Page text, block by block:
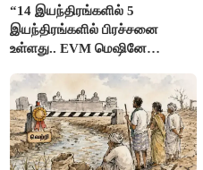
“14 இயந்திரங்களில் 5
இயந்திரங்களில் பிரச்சனை
உள்ளது.. EVM மெஷினே
இளங்கோ